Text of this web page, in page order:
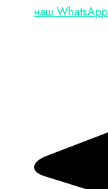
наш WhatsApp